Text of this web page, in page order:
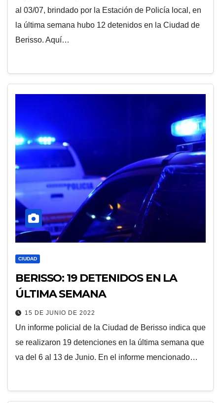
al 03/07, brindado por la Estación de Policía local, en
la última semana hubo 12 detenidos en la Ciudad de
Berisso. Aquí…
CIUDAD
BERISSO: 19 DETENIDOS EN LA
ÚLTIMA SEMANA
15 DE JUNIO DE 2022
Un informe policial de la Ciudad de Berisso indica que
se realizaron 19 detenciones en la última semana que
va del 6 al 13 de Junio. En el informe mencionado…